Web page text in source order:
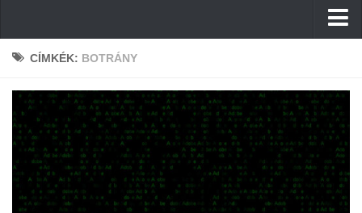
Hírek
Cikkek
Szoftver
Firmware
Tudástár
CÍMKÉK: BOTRÁNY